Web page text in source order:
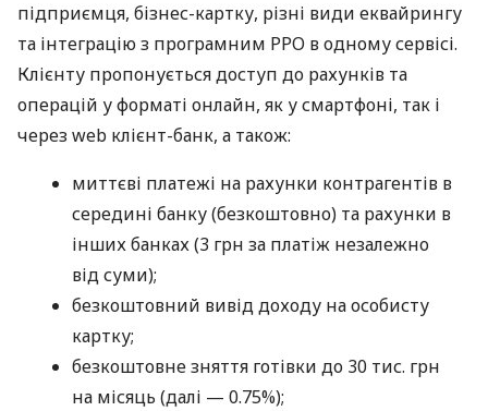
підприємця, бізнес-картку, різні види еквайрингу
та інтеграцію з програмним РРО в одному сервісі.
Клієнту пропонується доступ до рахунків та
операцій у форматі онлайн, як у смартфоні, так і
через web клієнт-банк, а також:
миттєві платежі на рахунки контрагентів в
середині банку (безкоштовно) та рахунки в
інших банках (3 грн за платіж незалежно
від суми);
безкоштовний вивід доходу на особисту
картку;
безкоштовне зняття готівки до 30 тис. грн
на місяць (далі — 0.75%);